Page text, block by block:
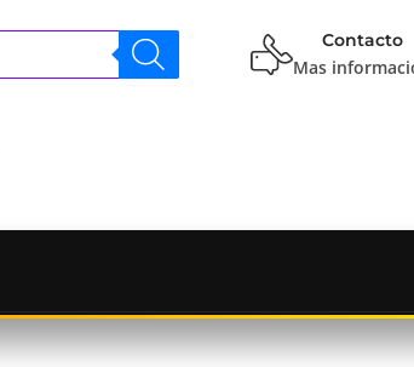
Contacto
Mas